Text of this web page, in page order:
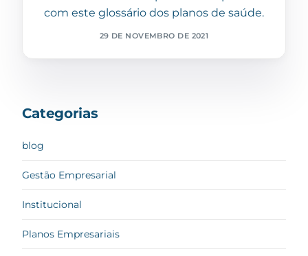
com este glossário dos planos de saúde.
29 DE NOVEMBRO DE 2021
Categorias
blog
Gestão Empresarial
Institucional
Planos Empresariais